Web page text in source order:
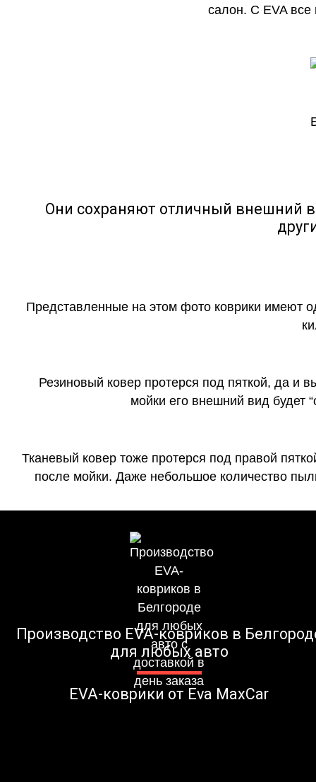
салон. С EVA все
Они сохраняют отличный внешний
Представленные на этом фото коврики имеют
Резиновый ковер протерся под пяткой, да и
мойки его внешний вид будет
Тканевый ковер тоже протерся под правой
после мойки. Даже небольшое количество
Производство EVA-ковриков в
для любых авто
EVA-коврики от Eva MaxCar